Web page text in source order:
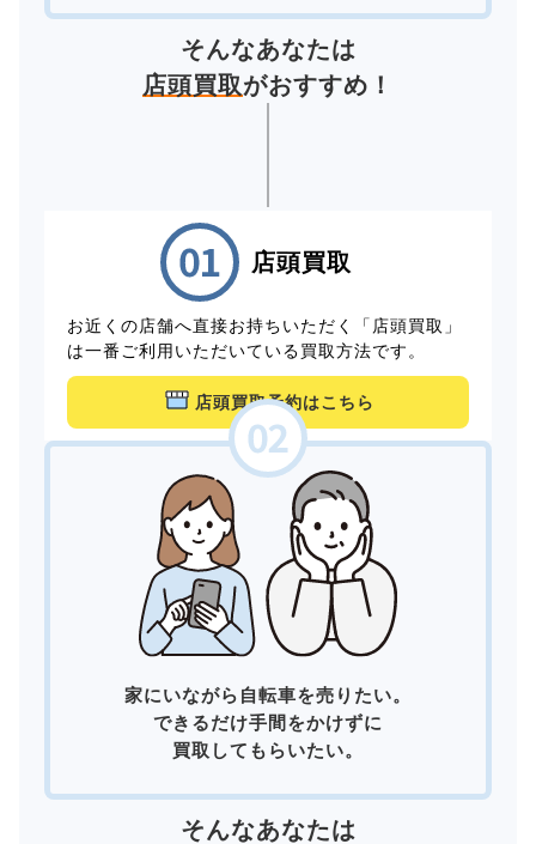
そんなあなたは
店頭買取がおすすめ！
店頭買取
お近くの店舗へ直接お持ちいただく「店頭買取」
は一番ご利用いただいている買取方法です。
店頭買取予約はこちら
家にいながら自転車を売りたい。
できるだけ手間をかけずに
買取してもらいたい。
そんなあなたは